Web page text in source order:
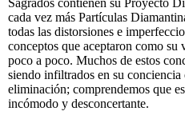
Sagrados contienen su Proyecto
cada vez más Partículas
todas las distorsiones e
conceptos que aceptaron como
poco a poco. Muchos de estos
siendo infiltrados en su conciencia
eliminación; comprendemos que
incómodo y desconcertante.